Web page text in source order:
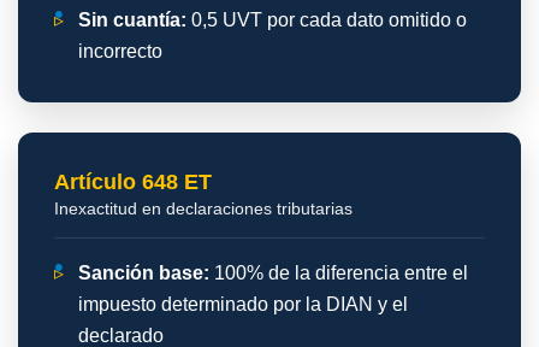
▹
Sin cuantía: 0,5 UVT por cada dato omitido o
incorrecto
Artículo 648 ET
Inexactitud en declaraciones tributarias
▹ Sanción base: 100% de la diferencia entre el
impuesto determinado por la DIAN y el
declarado